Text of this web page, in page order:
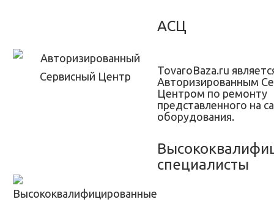
АСЦ
TovaroBaza.ru
Авторизированным
Центром по ремонту
представленного на
оборудования.
специалисты